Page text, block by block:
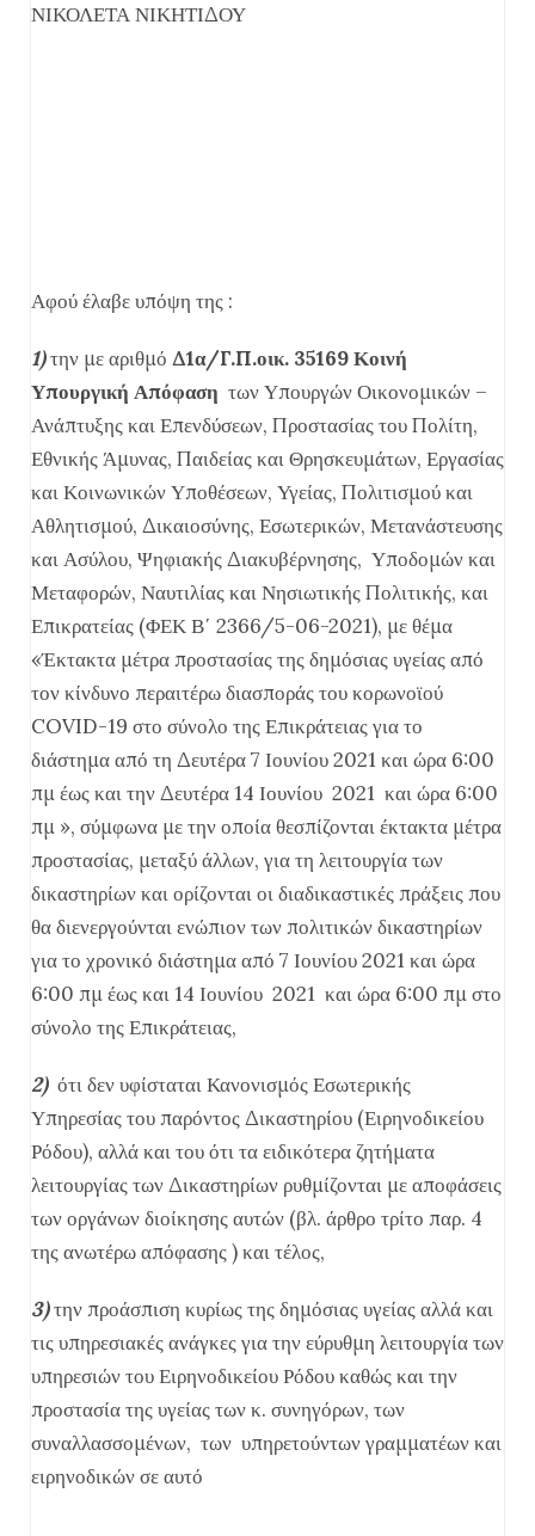
ΝΙΚΟΛΕΤΑ ΝΙΚΗΤΙΔΟΥ
Αφού έλαβε υπόψη της :
1)την με αριθμό Δ1α/Γ.Π.οικ. 35169 Κοινή
Υπουργική Απόφαση των Υπουργών Οικονομικών –
Ανάπτυξης και Επενδύσεων, Προστασίας του Πολίτη,
Εθνικής Άμυνας, Παιδείας και Θρησκευμάτων, Εργασίας
και Κοινωνικών Υποθέσεων, Υγείας, Πολιτισμού και
Αθλητισμού, Δικαιοσύνης, Εσωτερικών, Μετανάστευσης
και Ασύλου, Ψηφιακής Διακυβέρνησης, Υποδομών και
Μεταφορών, Ναυτιλίας και Νησιωτικής Πολιτικής, και
Επικρατείας (ΦΕΚ Β΄ 2366/5-06-2021), με θέμα
«Έκτακτα μέτρα προστασίας της δημόσιας υγείας από
τον κίνδυνο περαιτέρω διασποράς του κορωνοϊού
COVID-19 στο σύνολο της Επικράτειας για το
διάστημα από τη Δευτέρα 7 Ιουνίου 2021 και ώρα 6:00
πμ έως και την Δευτέρα 14 Ιουνίου 2021 και ώρα 6:00
πμ », σύμφωνα με την οποία θεσπίζονται έκτακτα μέτρα
προστασίας, μεταξύ άλλων, για τη λειτουργία των
δικαστηρίων και ορίζονται οι διαδικαστικές πράξεις που
θα διενεργούνται ενώπιον των πολιτικών δικαστηρίων
για το χρονικό διάστημα από 7 Ιουνίου 2021 και ώρα
6:00 πμ έως και 14 Ιουνίου 2021 και ώρα 6:00 πμ στο
σύνολο της Επικράτειας,
2)ότι δεν υφίσταται Κανονισμός Εσωτερικής
Υπηρεσίας του παρόντος Δικαστηρίου (Ειρηνοδικείου
Ρόδου), αλλά και του ότι τα ειδικότερα ζητήματα
λειτουργίας των Δικαστηρίων ρυθμίζονται με αποφάσεις
των οργάνων διοίκησης αυτών (βλ. άρθρο τρίτο παρ. 4
της ανωτέρω απόφασης ) και τέλος,
3)την προάσπιση κυρίως της δημόσιας υγείας αλλά και
τις υπηρεσιακές ανάγκες για την εύρυθμη λειτουργία των
υπηρεσιών του Ειρηνοδικείου Ρόδου καθώς και την
προστασία της υγείας των κ. συνηγόρων, των
συναλλασσομένων, των υπηρετούντων γραμματέων και
ειρηνοδικών σε αυτό